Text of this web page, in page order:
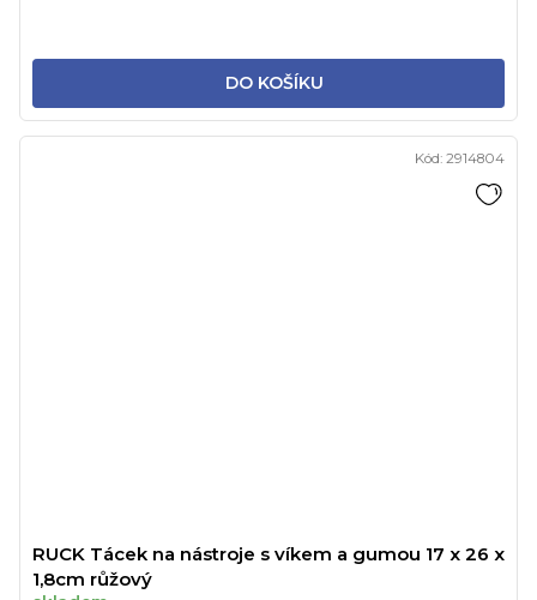
DO KOŠÍKU
RUCK Tácek na nástroje s víkem a gumou 17 x 26 x
1,8cm růžový
Kód: 2914804